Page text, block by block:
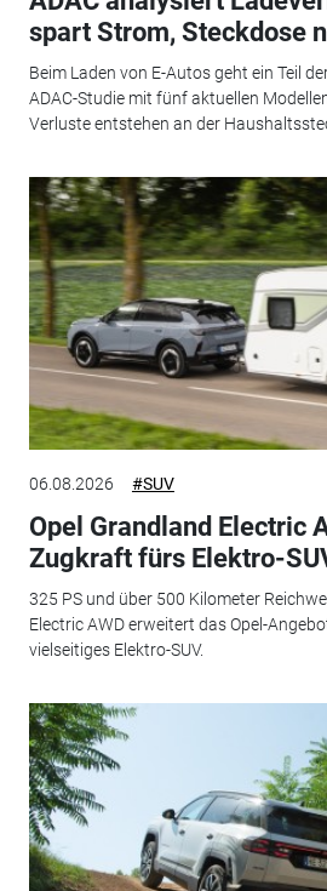
spart Strom, Steckdose
Beim Laden von E-Autos geht ein Teil
ADAC-Studie mit fünf aktuellen
Verluste entstehen an der
06.08.2026 #SUV
Opel Grandland Electric
Zugkraft fürs Elektro-
325 PS und über 500 Kilometer
Electric AWD erweitert das Opel-
vielseitiges Elektro-SUV.